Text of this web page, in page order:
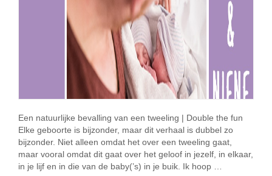
Een natuurlijke bevalling van een tweeling | Double the fun
Elke geboorte is bijzonder, maar dit verhaal is dubbel zo
bijzonder. Niet alleen omdat het over een tweeling gaat,
maar vooral omdat dit gaat over het geloof in jezelf, in elkaar,
in je lijf en in die van de baby(’s) in je buik. Ik hoop …